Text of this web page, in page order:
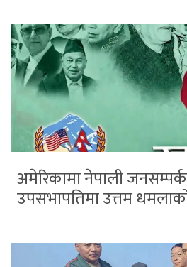
अमेरिकामा नेपाली
उपसभापतिमा उत्तम